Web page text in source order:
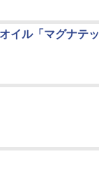
イル「マグナテッ